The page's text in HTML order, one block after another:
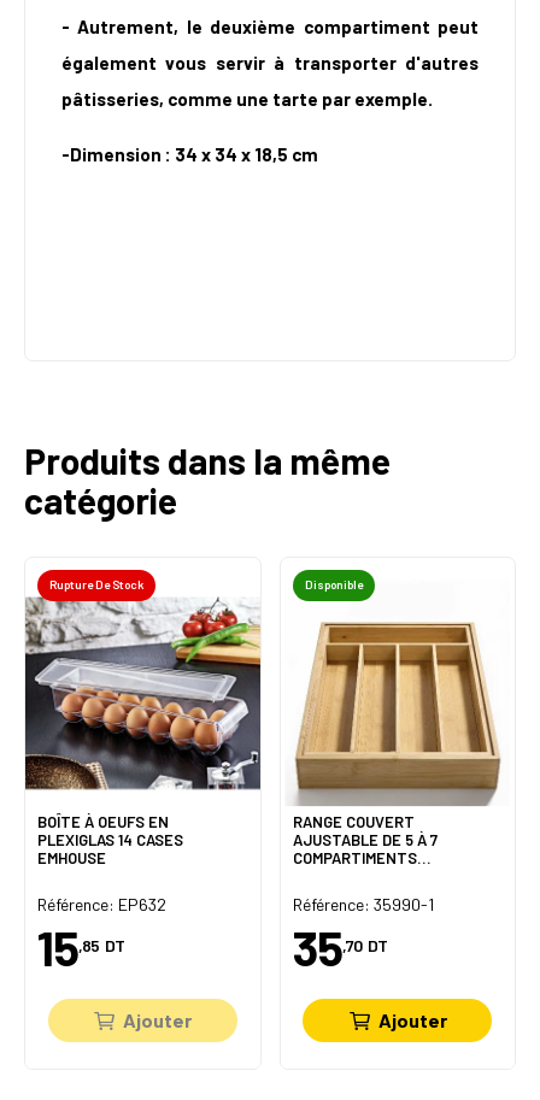
- Autrement, le deuxième compartiment peut
également vous servir à transporter d'autres
pâtisseries, comme une tarte par exemple.
-Dimension : 34 x 34 x 18,5 cm
Produits dans la même
catégorie
Rupture De Stock
BOÎTE À OEUFS EN
PLEXIGLAS 14 CASES
EMHOUSE
Référence: EP632
15,85 DT
Ajouter
Disponible
RANGE COUVERT
AJUSTABLE DE 5 À 7
COMPARTIMENTS
Référence: 35990-1
35,70 DT
Ajouter